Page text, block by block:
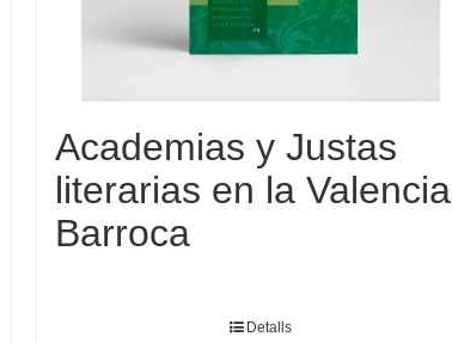
Academias y Justas
literarias en la Valencia
Barroca
Detalls